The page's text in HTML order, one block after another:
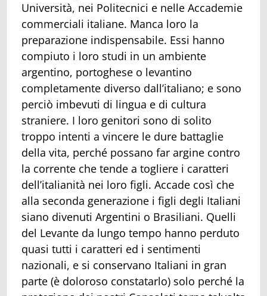
Università, nei Politecnici e nelle Accademie
commerciali italiane. Manca loro la
preparazione indispensabile. Essi hanno
compiuto i loro studi in un ambiente
argentino, portoghese o levantino
completamente diverso dall’italiano; e sono
perciò imbevuti di lingua e di cultura
straniere. I loro genitori sono di solito
troppo intenti a vincere le dure battaglie
della vita, perché possano far argine contro
la corrente che tende a togliere i caratteri
dell’italianità nei loro figli. Accade così che
alla seconda generazione i figli degli Italiani
siano divenuti Argentini o Brasiliani. Quelli
del Levante da lungo tempo hanno perduto
quasi tutti i caratteri ed i sentimenti
nazionali, e si conservano Italiani in gran
parte (è doloroso constatarlo) solo perché la